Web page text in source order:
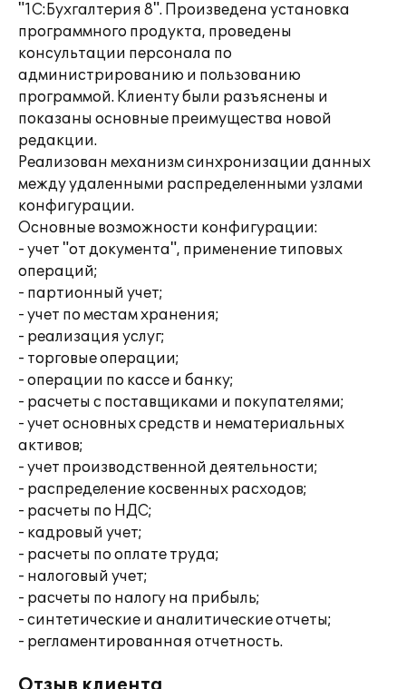
"1С:Бухгалтерия 8". Произведена установка
программного продукта, проведены
консультации персонала по
администрированию и пользованию
программой. Клиенту были разъяснены и
показаны основные преимущества новой
редакции.
Реализован механизм синхронизации данных
между удаленными распределенными узлами
конфигурации.
Основные возможности конфигурации:
- учет "от документа", применение типовых
операций;
- партионный учет;
- учет по местам хранения;
- реализация услуг;
- торговые операции;
- операции по кассе и банку;
- расчеты с поставщиками и покупателями;
- учет основных средств и нематериальных
активов;
- учет производственной деятельности;
- распределение косвенных расходов;
- расчеты по НДС;
- кадровый учет;
- расчеты по оплате труда;
- налоговый учет;
- расчеты по налогу на прибыль;
- синтетические и аналитические отчеты;
- регламентированная отчетность.